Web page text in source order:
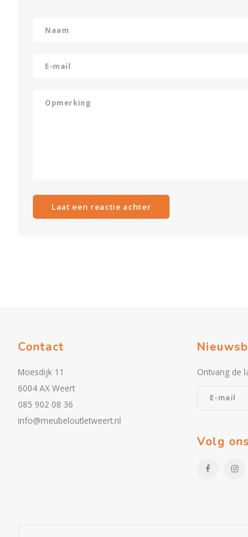
Laat een reactie achter
Contact
Moesdijk 11
6004 AX Weert
085 902 08 36
info@meubeloutletweert.nl
Ontvang de
Volg ons